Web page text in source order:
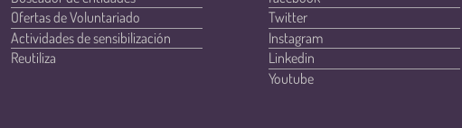
Ofertas de Voluntariado
Actividades de sensibilización
Reutiliza
Twitter
Instagram
Linkedin
Youtube